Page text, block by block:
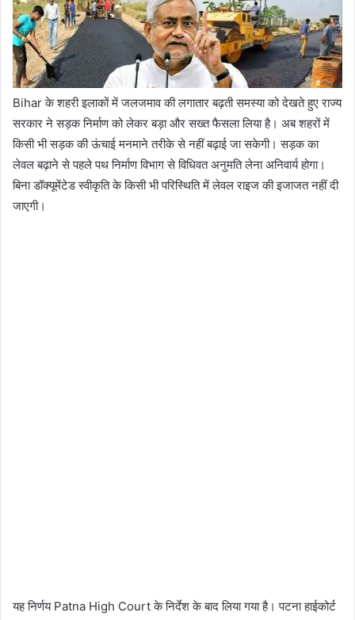
Bihar के शहरी इलाकों में जलजमाव की लगातार बढ़ती समस्या को देखते हुए राज्य
सरकार ने सड़क निर्माण को लेकर बड़ा और सख्त फैसला लिया है। अब शहरों में
किसी भी सड़क की ऊंचाई मनमाने तरीके से नहीं बढ़ाई जा सकेगी। सड़क का
लेवल बढ़ाने से पहले पथ निर्माण विभाग से विधिवत अनुमति लेना अनिवार्य होगा।
बिना डॉक्यूमेंटेड स्वीकृति के किसी भी परिस्थिति में लेवल राइज की इजाजत नहीं दी
जाएगी।
यह निर्णय Patna High Court के निर्देश के बाद लिया गया है। पटना हाईकोर्ट